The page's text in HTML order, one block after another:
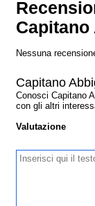
Nessuna
Capitano
Conosci Capitano
con gli altri
Valutazione